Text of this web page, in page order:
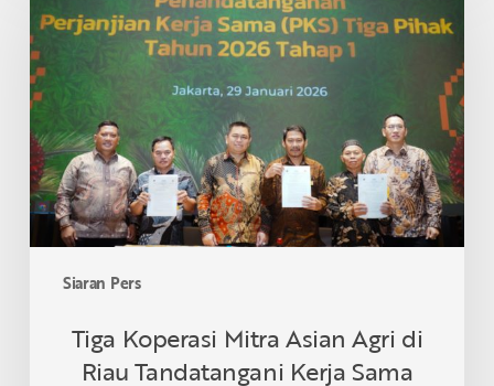
Siaran Pers
Mitra
Asian
Agri
di
Riau
Tandatangani
Kerja
Sama
Program
RakyatTiga Koperasi Mitra Asian Agri di
Riau Tandatangani Kerja Sama